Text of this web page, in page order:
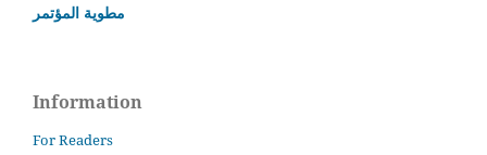
مطوية المؤتمر
Information
For Readers